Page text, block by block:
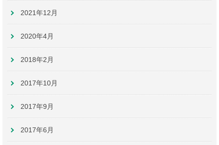
2021年12月
2020年4月
2018年2月
2017年10月
2017年9月
2017年6月